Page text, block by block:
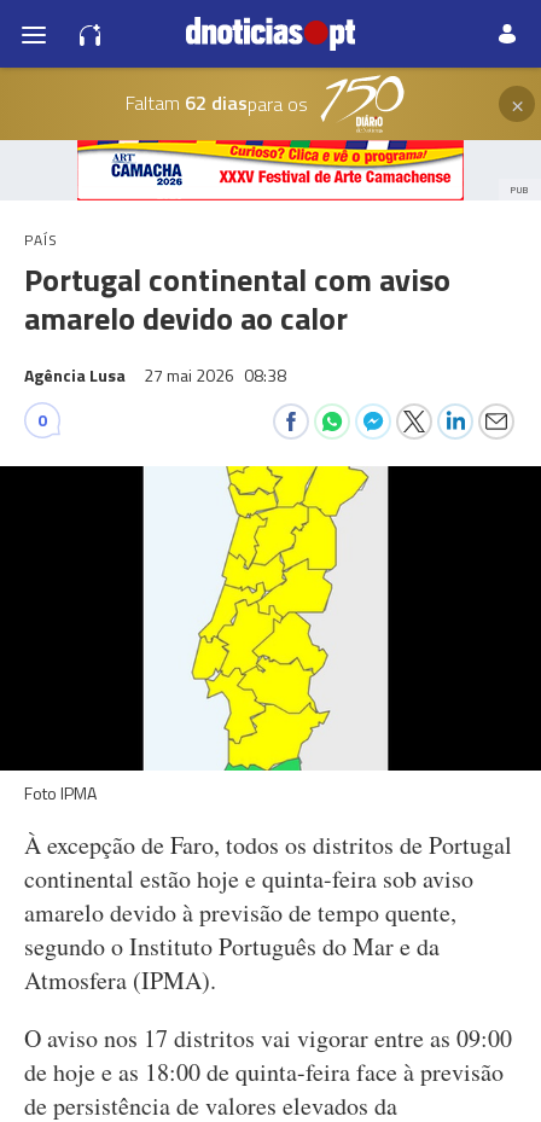
Faltam 62 diaspara os ×
PUB
PAÍS
Portugal continental com aviso
amarelo devido ao calor
Agência Lusa 27 mai 2026 08:38
0
Foto IPMA
À excepção de Faro, todos os distritos de Portugal
continental estão hoje e quinta-feira sob aviso
amarelo devido à previsão de tempo quente,
segundo o Instituto Português do Mar e da
Atmosfera (IPMA).
O aviso nos 17 distritos vai vigorar entre as 09:00
de hoje e as 18:00 de quinta-feira face à previsão
de persistência de valores elevados da